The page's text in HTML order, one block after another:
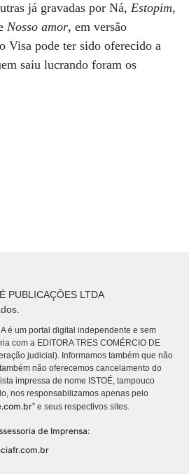
já gravadas por Ná, Estopim,
Nosso amor, em versão
Visa pode ter sido oferecido a
saiu lucrando foram os
PUBLICAÇÕES LTDA
é um portal digital independente e sem
com a EDITORA TRES COMÉRCIO DE
judicial). Informamos também que não
não oferecemos cancelamento do
impressa de nome ISTOÉ, tampouco
nos responsabilizamos apenas pelo
” e seus respectivos sites.
de Imprensa: